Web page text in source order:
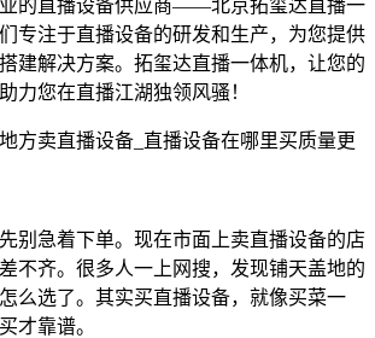
的直播设备供应商——北京拓玺达直播一
专注于直播设备的研发和生产，为您提供
建解决方案。拓玺达直播一体机，让您的
力您在直播江湖独领风骚！
方卖直播设备_直播设备在哪里买质量更
别急着下单。现在市面上卖直播设备的店
不齐。很多人一上网搜，发现铺天盖地的
么选了。其实买直播设备，就像买菜一
才靠谱。